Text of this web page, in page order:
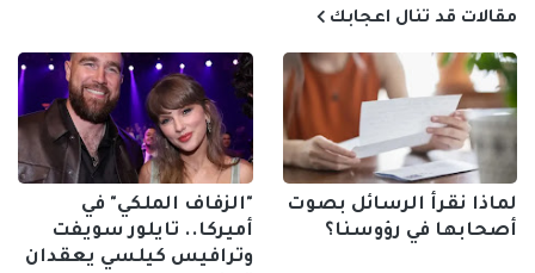
مقالات قد تنال اعجابك
لماذا نقرأ الرسائل بصوت
أصحابها في رؤوسنا؟
"الزفاف الملكي" في
أميركا.. تايلور سويفت
وترافيس كيلسي يعقدان